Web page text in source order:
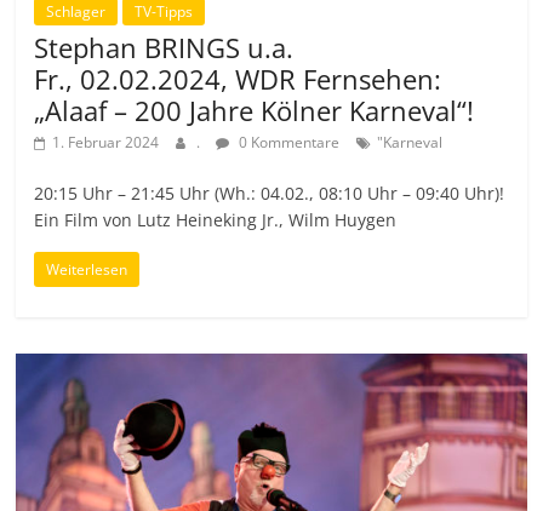
Schlager TV-Tipps
Stephan BRINGS u.a.
Fr., 02.02.2024, WDR Fernsehen:
„Alaaf – 200 Jahre Kölner Karneval“!
1. Februar 2024 . 0 Kommentare "Karneval
20:15 Uhr – 21:45 Uhr (Wh.: 04.02., 08:10 Uhr – 09:40 Uhr)!
Ein Film von Lutz Heineking Jr., Wilm Huygen
Weiterlesen